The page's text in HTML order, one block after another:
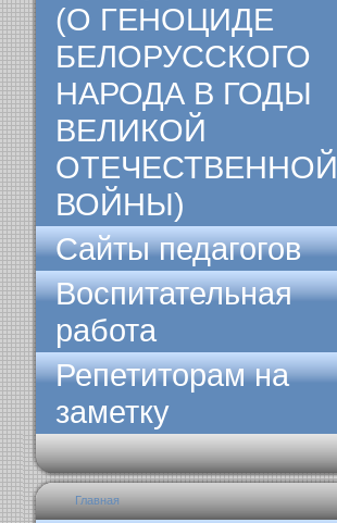
(О ГЕНОЦИДЕ
БЕЛОРУССКОГО
НАРОДА В ГОДЫ
ВЕЛИКОЙ
ОТЕЧЕСТВЕННОЙ
ВОЙНЫ)
Сайты педагогов
Воспитательная
работа
Репетиторам на
заметку
Главная